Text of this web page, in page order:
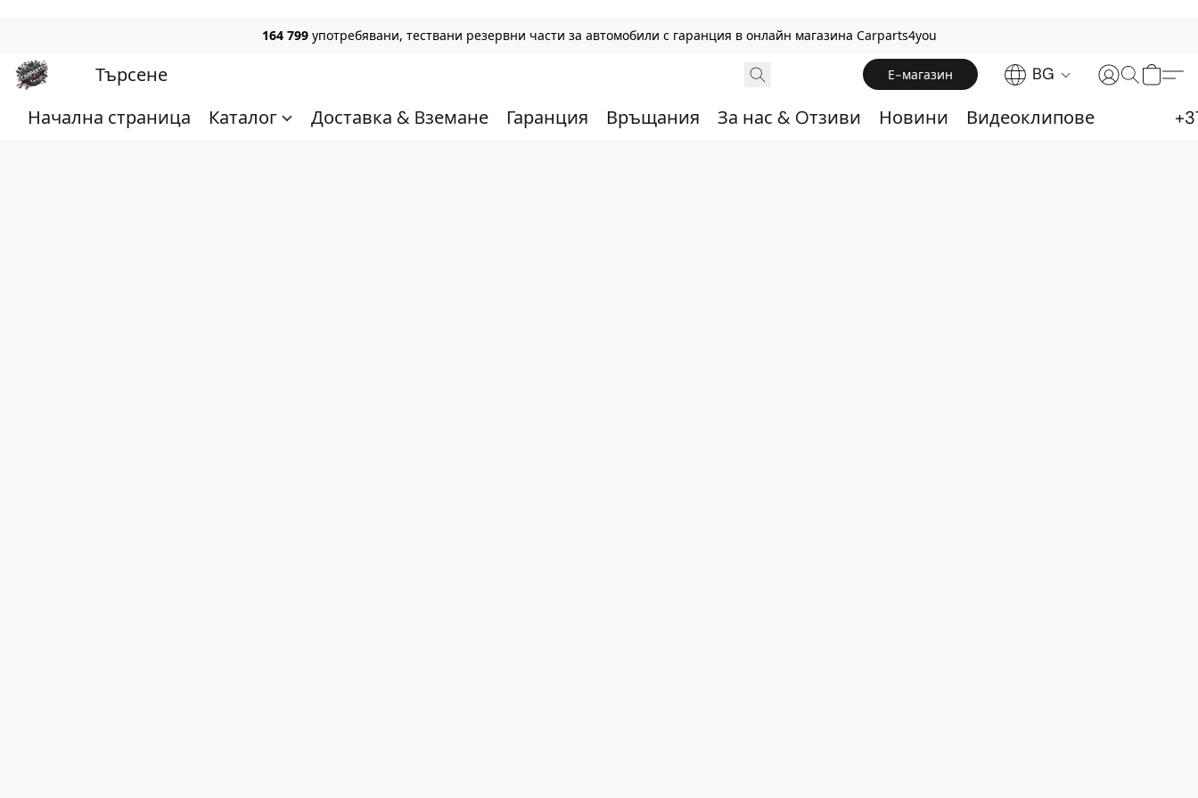
164 799 употребявани, тествани резервни части за автомобили с гаранция в онлайн магазина Carparts4you
Е-магазин BG
Начална страница Каталог Доставка & Bземане Гаранция Връщания За нас & Oтзиви Новини Видеоклипове